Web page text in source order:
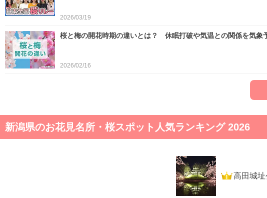
2026/03/19
桜と梅の開花時期の違いとは？ 休眠打破や気温との関係を気象
2026/02/16
新潟県のお花見名所・桜スポット人気ランキング 2026
1位高田城址